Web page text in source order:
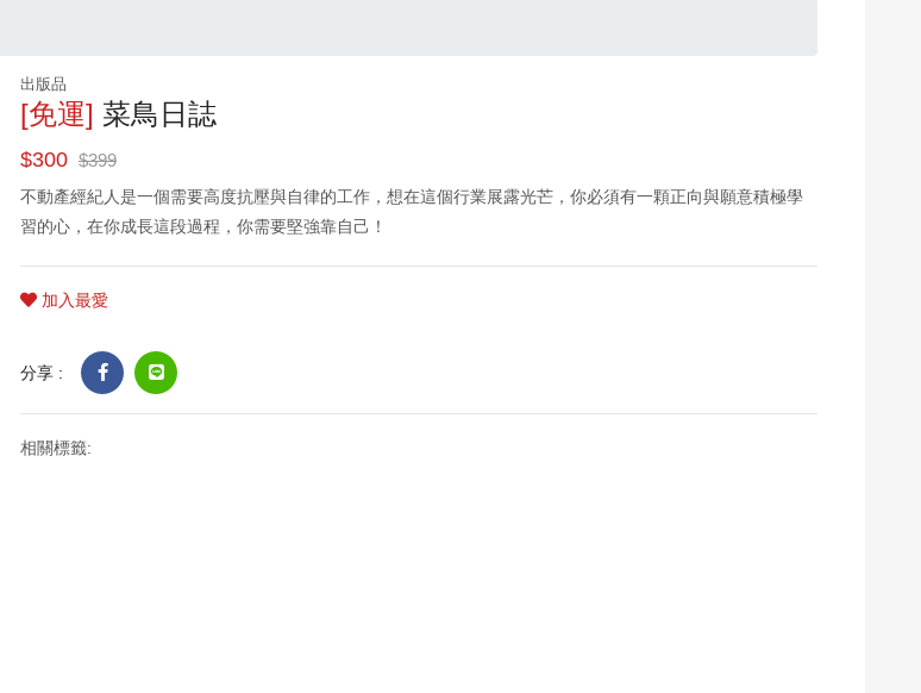
出版品
[免運] 菜鳥日誌
$300 $399
不動產經紀人是一個需要高度抗壓與自律的工作，想在這個行業展露光芒，你必須有一顆正向與願意積極學
習的心，在你成長這段過程，你需要堅強靠自己！
加入最愛
分享 :
相關標籤: